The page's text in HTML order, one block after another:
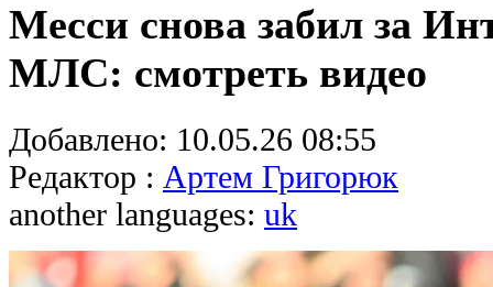
Месси снова забил за
МЛС: смотреть видео
Добавлено: 10.05.26 08:55
Редактор : Артем Григорюк
another languages: uk